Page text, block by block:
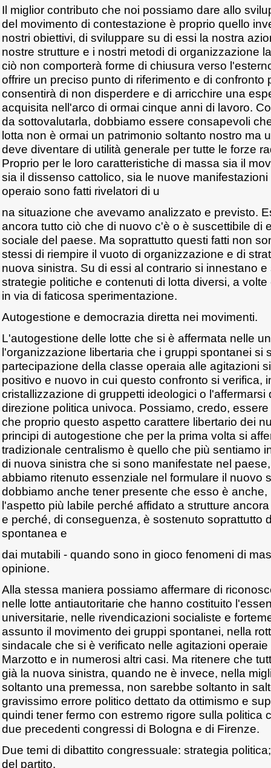
Il miglior contributo che noi possiamo dare allo
del movimento di contestazione è proprio quello
nostri obiettivi, di sviluppare su di essi la nostra
nostre strutture e i nostri metodi di organizzazione
ciò non comporterà forme di chiusura verso
offrire un preciso punto di riferimento e di confronto
consentirà di non disperdere e di arricchire una
acquisita nell'arco di ormai cinque anni di lavoro.
da sottovalutarla, dobbiamo essere consapevoli
lotta non è ormai un patrimonio soltanto nostro ma
deve diventare di utilità generale per tutte le forze
Proprio per le loro caratteristiche di massa sia il
sia il dissenso cattolico, sia le nuove
operaio sono fatti rivelatori di u
na situazione che avevamo analizzato e previsto.
ancora tutto ciò che di nuovo c'è o è suscettibile di
sociale del paese. Ma soprattutto questi fatti non
stessi di riempire il vuoto di organizzazione e di
nuova sinistra. Su di essi al contrario si innestano
strategie politiche e contenuti di lotta diversi, a
in via di faticosa sperimentazione.
Autogestione e democrazia diretta nei movimenti.
L'autogestione delle lotte che si è affermata nelle
l'organizzazione libertaria che i gruppi spontanei si
partecipazione della classe operaia alle agitazioni
positivo e nuovo in cui questo confronto si verifica,
cristallizzazione di gruppetti ideologici o l'affermarsi
direzione politica univoca. Possiamo, credo,
che proprio questo aspetto carattere libertario dei
principi di autogestione che per la prima volta si
tradizionale centralismo è quello che più sentiamo
di nuova sinistra che si sono manifestate nel
abbiamo ritenuto essenziale nel formulare il nuovo
dobbiamo anche tener presente che esso è anche,
l'aspetto più labile perché affidato a strutture
e perché, di conseguenza, è sostenuto soprattutto
spontanea e
dai mutabili - quando sono in gioco fenomeni di
opinione.
Alla stessa maniera possiamo affermare di
nelle lotte antiautoritarie che hanno costituito
universitarie, nelle rivendicazioni socialiste e
assunto il movimento dei gruppi spontanei, nella
sindacale che si è verificato nelle agitazioni operaie
Marzotto e in numerosi altri casi. Ma ritenere che
già la nuova sinistra, quando ne è invece, nella
soltanto una premessa, non sarebbe soltanto in
gravissimo errore politico dettato da ottimismo e
quindi tener fermo con estremo rigore sulla politica
due precedenti congressi di Bologna e di Firenze.
Due temi di dibattito congressuale: strategia
del partito.